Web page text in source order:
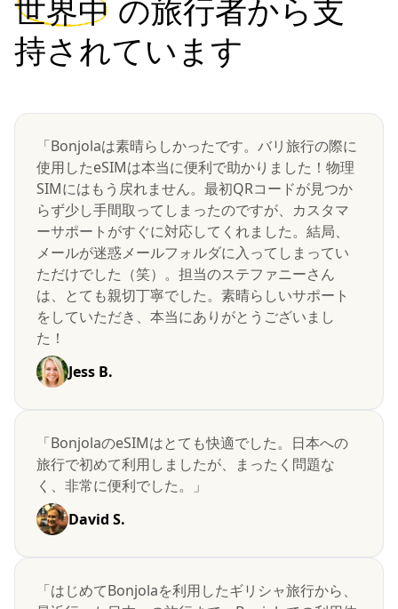
世界中 の旅行者から支
持されています
「Bonjolaは素晴らしかったです。バリ旅行の際に
使用したeSIMは本当に便利で助かりました！物理
SIMにはもう戻れません。最初QRコードが見つか
らず少し手間取ってしまったのですが、カスタマ
ーサポートがすぐに対応してくれました。結局、
メールが迷惑メールフォルダに入ってしまってい
ただけでした（笑）。担当のステファニーさん
は、とても親切丁寧でした。素晴らしいサポート
をしていただき、本当にありがとうございまし
た！
Jess B.
「BonjolaのeSIMはとても快適でした。日本への
旅行で初めて利用しましたが、まったく問題な
く、非常に便利でした。」
David S.
「はじめてBonjolaを利用したギリシャ旅行から、